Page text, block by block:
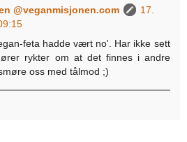
@veganmisjonen.com
17.
feta hadde vært no'. Har ikke sett
rykter om at det finnes i andre
oss med tålmod ;)